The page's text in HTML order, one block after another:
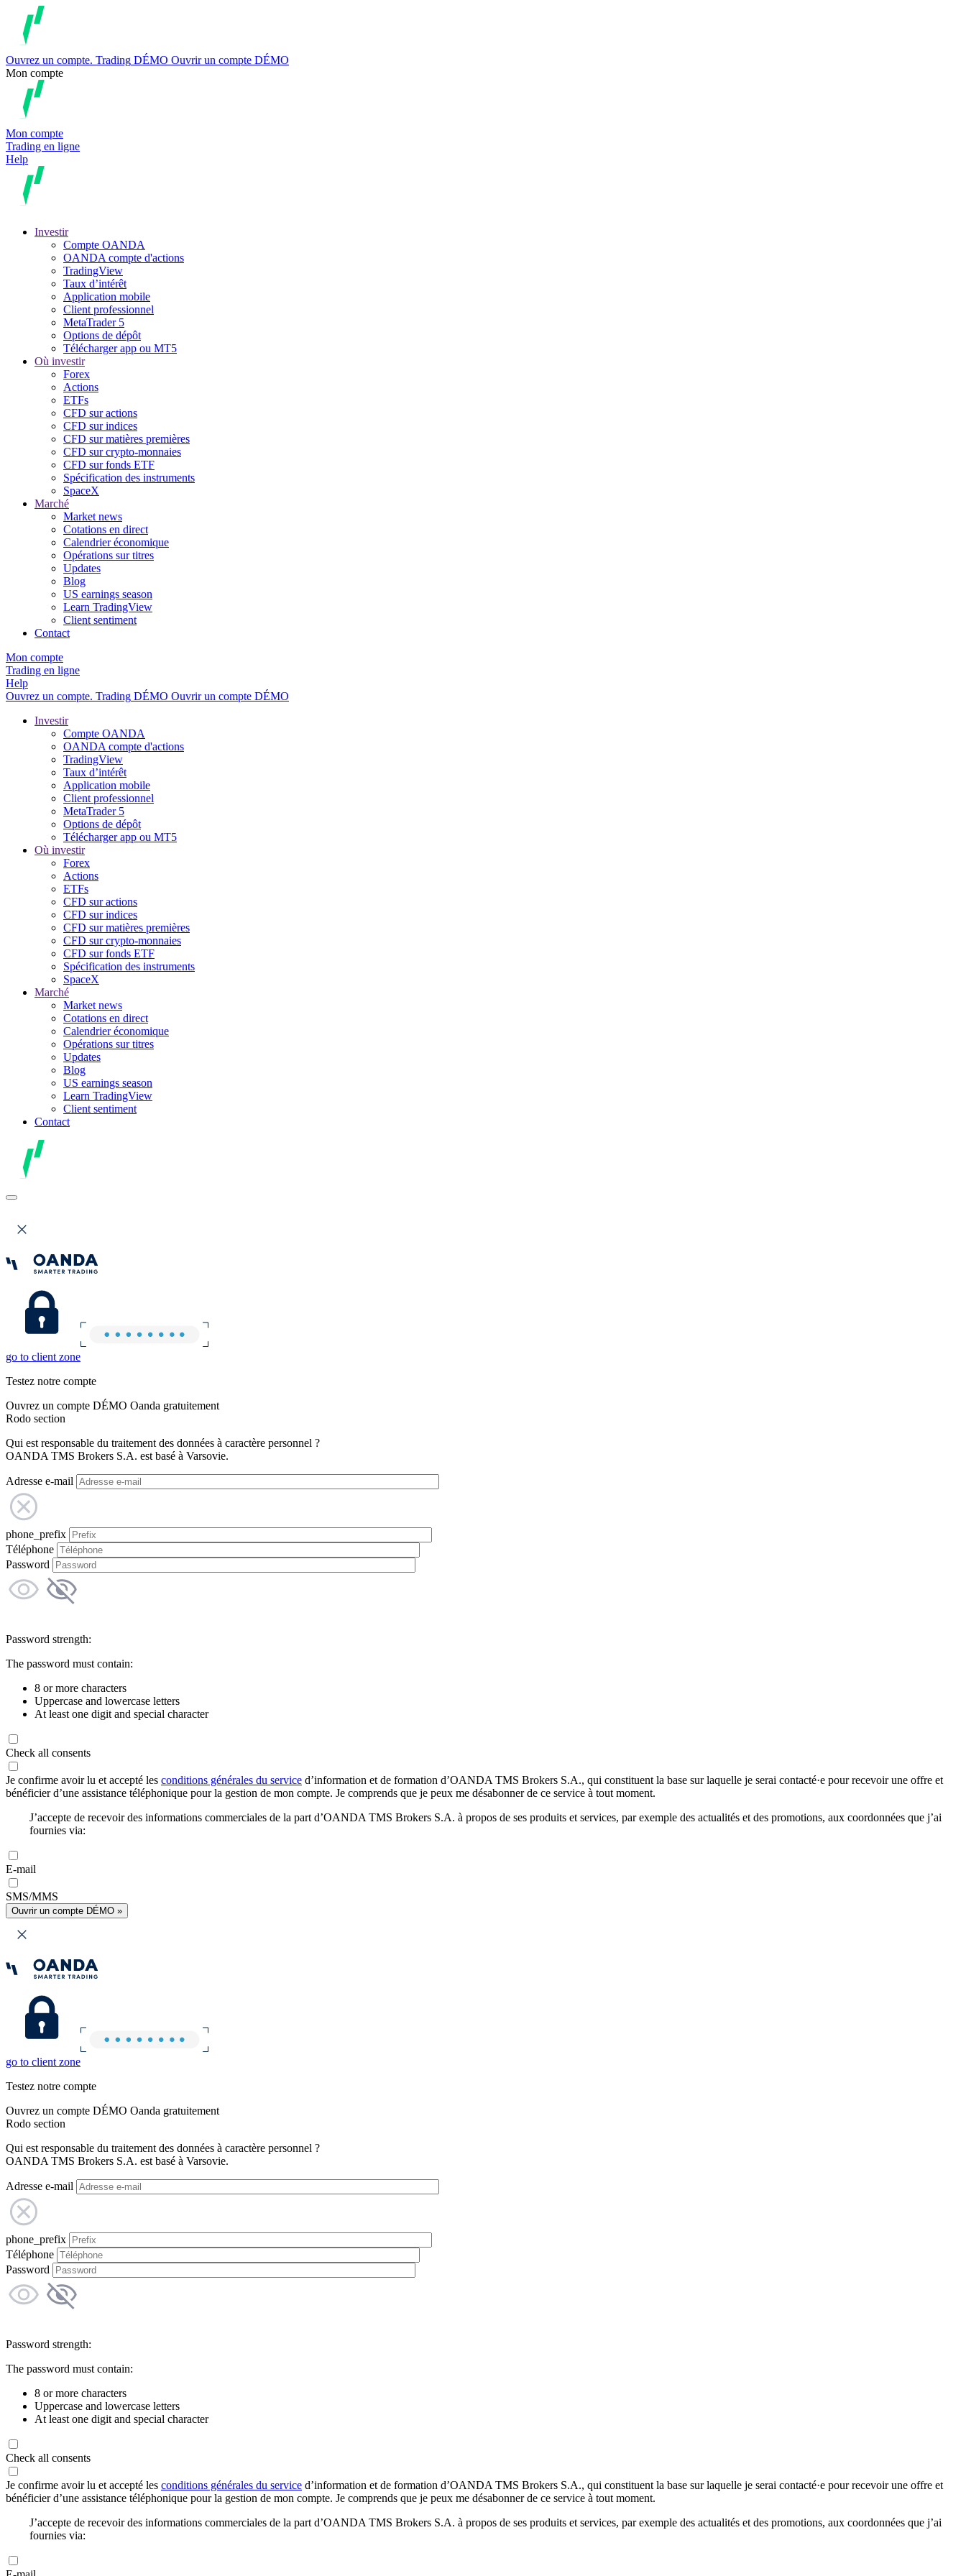
Ouvrez un compte. Trading DÉMO Ouvrir un compte DÉMO
Mon compte
Mon compte
Trading en ligne
Help
Investir
Compte OANDA
OANDA compte d'actions
TradingView
Taux d’intérêt
Application mobile
Client professionnel
MetaTrader 5
Options de dépôt
Télécharger app ou MT5
Où investir
Forex
Actions
ETFs
CFD sur actions
CFD sur indices
CFD sur matières premières
CFD sur crypto-monnaies
CFD sur fonds ETF
Spécification des instruments
SpaceX
Marché
Market news
Cotations en direct
Calendrier économique
Opérations sur titres
Updates
Blog
US earnings season
Learn TradingView
Client sentiment
Contact
Mon compte
Trading en ligne
Help
Ouvrez un compte. Trading DÉMO Ouvrir un compte DÉMO
Investir
Compte OANDA
OANDA compte d'actions
TradingView
Taux d’intérêt
Application mobile
Client professionnel
MetaTrader 5
Options de dépôt
Télécharger app ou MT5
Où investir
Forex
Actions
ETFs
CFD sur actions
CFD sur indices
CFD sur matières premières
CFD sur crypto-monnaies
CFD sur fonds ETF
Spécification des instruments
SpaceX
Marché
Market news
Cotations en direct
Calendrier économique
Opérations sur titres
Updates
Blog
US earnings season
Learn TradingView
Client sentiment
Contact
go to client zone
Testez notre compte
Ouvrez un compte DÉMO Oanda gratuitement
Rodo section
Qui est responsable du traitement des données à caractère personnel ?
OANDA TMS Brokers S.A. est basé à Varsovie.
Adresse e-mail
phone_prefix
Téléphone
Password
Password strength:
The password must contain:
8 or more characters
Uppercase and lowercase letters
At least one digit and special character
Check all consents
Je confirme avoir lu et accepté les conditions générales du service d’information et de formation d’OANDA TMS Brokers S.A., qui constituent la base sur laquelle je serai contacté·e pour recevoir une offre et
bénéficier d’une assistance téléphonique pour la gestion de mon compte. Je comprends que je peux me désabonner de ce service à tout moment.
J’accepte de recevoir des informations commerciales de la part d’OANDA TMS Brokers S.A. à propos de ses produits et services, par exemple des actualités et des promotions, aux coordonnées que j’ai
fournies via:
E-mail
SMS/MMS
Ouvrir un compte DÉMO »
go to client zone
Testez notre compte
Ouvrez un compte DÉMO Oanda gratuitement
Rodo section
Qui est responsable du traitement des données à caractère personnel ?
OANDA TMS Brokers S.A. est basé à Varsovie.
Adresse e-mail
phone_prefix
Téléphone
Password
Password strength:
The password must contain:
8 or more characters
Uppercase and lowercase letters
At least one digit and special character
Check all consents
Je confirme avoir lu et accepté les conditions générales du service d’information et de formation d’OANDA TMS Brokers S.A., qui constituent la base sur laquelle je serai contacté·e pour recevoir une offre et
bénéficier d’une assistance téléphonique pour la gestion de mon compte. Je comprends que je peux me désabonner de ce service à tout moment.
J’accepte de recevoir des informations commerciales de la part d’OANDA TMS Brokers S.A. à propos de ses produits et services, par exemple des actualités et des promotions, aux coordonnées que j’ai
fournies via: